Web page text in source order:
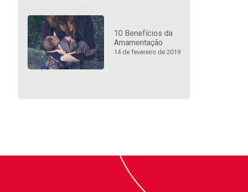
10 Benefícios da
Amamentação
14 de fevereiro de 2019